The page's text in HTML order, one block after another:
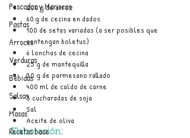
Pescados y Mariscos
Pastas
Arroces
Verduras
Bebidas
Salsas
Masas
Recetas base
200 g de arroz
60 g de cecina en dados
100 de setas variadas (a ser posibles que
contengan boletus)
6 lonchas de cecina
25 g de mantequilla
30 g de parmesano rallado
400 ml de caldo de carne
3 cucharadas de soja
Sal
Aceite de oliva
Elaboración: